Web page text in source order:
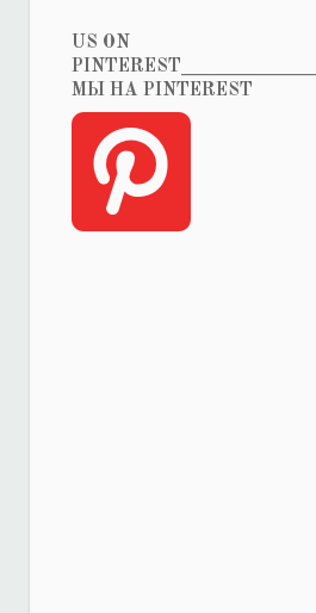
US ON
PINTEREST_______________
МЫ НА PINTEREST